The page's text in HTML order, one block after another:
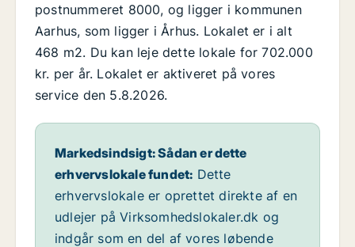
postnummeret 8000, og ligger i kommunen
Aarhus, som ligger i Århus. Lokalet er i alt
468 m2. Du kan leje dette lokale for 702.000
kr. per år. Lokalet er aktiveret på vores
service den 5.8.2026.
Markedsindsigt: Sådan er dette
erhvervslokale fundet: Dette
erhvervslokale er oprettet direkte af en
udlejer på Virksomhedslokaler.dk og
indgår som en del af vores løbende